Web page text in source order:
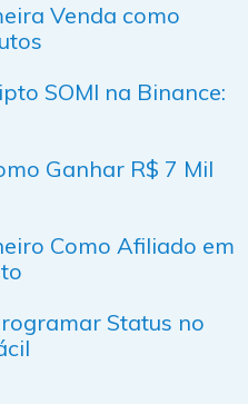
Venda como
SOMI na Binance:
Ganhar R$ 7 Mil
Como Afiliado em
Status no